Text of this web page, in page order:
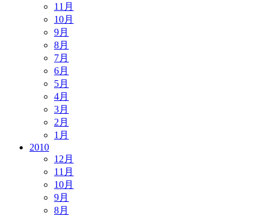
11月
10月
9月
8月
7月
6月
5月
4月
3月
2月
1月
2010
12月
11月
10月
9月
8月